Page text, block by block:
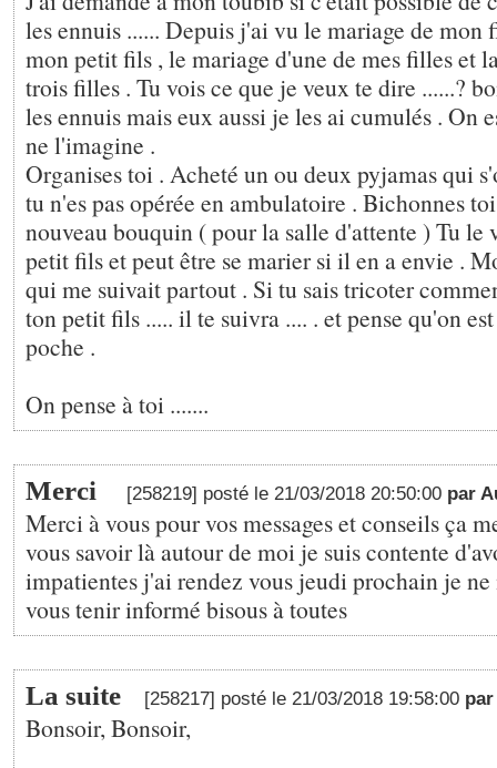
les ennuis ...... Depuis j'ai vu le mariage de mon
mon petit fils , le mariage d'une de mes filles et
trois filles . Tu vois ce que je veux te dire ......?
les ennuis mais eux aussi je les ai cumulés . On
ne l'imagine .
Organises toi . Acheté un ou deux pyjamas qui
tu n'es pas opérée en ambulatoire . Bichonnes
nouveau bouquin ( pour la salle d'attente ) Tu le
petit fils et peut être se marier si il en a envie .
qui me suivait partout . Si tu sais tricoter
ton petit fils ..... il te suivra .... . et pense qu'on
poche .
On pense à toi .......
Merci [258219] posté le 21/03/2018 20:50:00 par
Merci à vous pour vos messages et conseils ça
vous savoir là autour de moi je suis contente
impatientes j'ai rendez vous jeudi prochain je ne
vous tenir informé bisous à toutes
La suite [258217] posté le 21/03/2018 19:58:00
Bonsoir, Bonsoir,